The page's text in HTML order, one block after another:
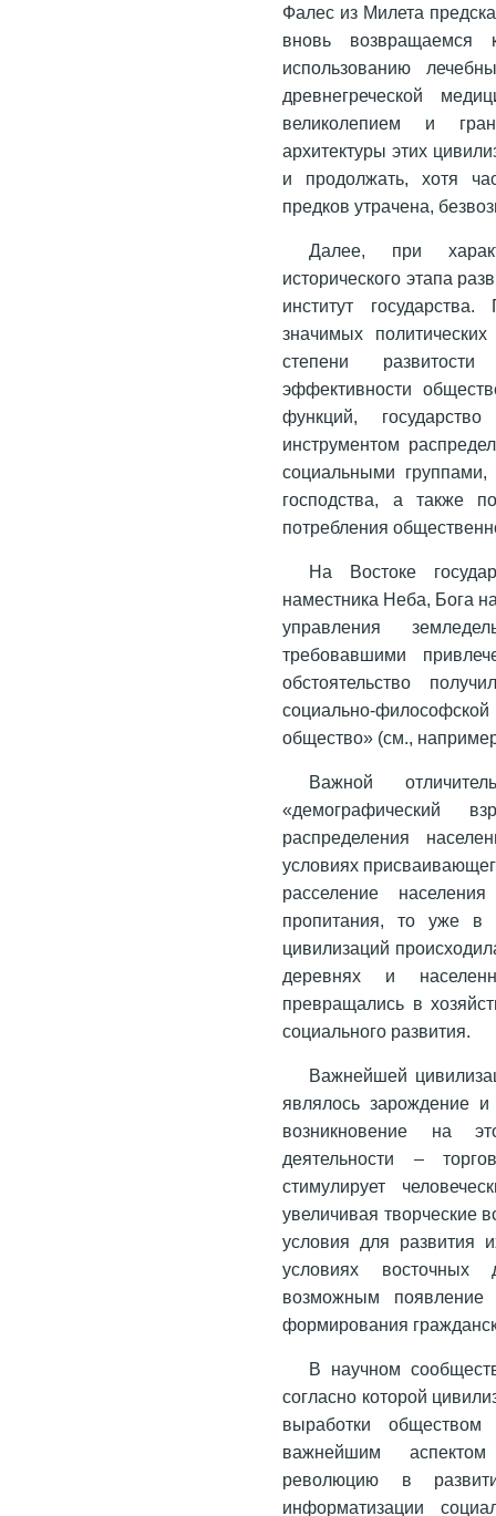
Фалес из Милета
вновь возвращаемся
использованию
древнегреческой
великолепием и
архитектуры этих
и продолжать, хотя
предков утрачена,
Далее, при
исторического этапа
институт
значимых
степени
эффективности
функций,
инструментом
социальными группами,
господства, а также
потребления
На Востоке
наместника Неба, Бога
управления
требовавшими
обстоятельство
социально-
общество» (см.,
Важной
«демографический
распределения
условиях
расселение
пропитания, то уже в
цивилизаций
деревнях и
превращались в
социального развития.
Важнейшей
являлось зарождение
возникновение на
деятельности –
стимулирует
увеличивая творческие
условия для развития
условиях восточных
возможным
формирования
В научном
согласно которой
выработки обществом
важнейшим
революцию в
информатизации